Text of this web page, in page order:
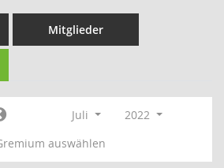
Mitglieder
Juli
2022
auswählen